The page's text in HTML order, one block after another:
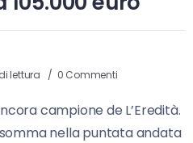
lettura 0 Commenti
campione de L’Eredità.
nella puntata andata